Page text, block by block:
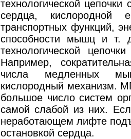
технологической цепочки
сердца, кислородной
транспортных функций,
способности мышц и т.
технологической
Например,
числа медленных
кислородный механизм.
большое число систем
самой слабой из них.
неработающем лифте
остановкой сердца.